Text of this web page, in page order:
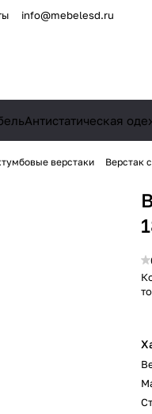
info@mebelesd.ru
Антистатическая
верстаки Верстак